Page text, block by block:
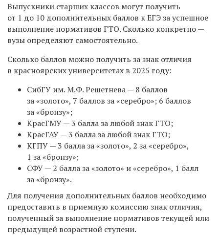
Выпускники старших классов могут получить
от 1 до 10 дополнительных баллов к ЕГЭ за успешное
выполнение нормативов ГТО. Сколько конкретно —
вузы определяют самостоятельно.
Сколько баллов можно получить за знак отличия
в красноярских университетах в 2025 году:
СибГУ им. М.Ф. Решетнева — 8 баллов
за «золото», 7 баллов за «серебро»; 6 баллов
за «бронзу»;
КрасГМУ — 3 балла за любой знак ГТО;
КрасГАУ — 3 балла за любой знак ГТО;
КГПУ — 3 балла за «золото», 2 за «серебро»,
1 за «бронзу»;
СФУ — 2 балла за «золото» и «серебро», 1 балл
за «бронзу».
Для получения дополнительных баллов необходимо
предоставить в приемную комиссию знак отличия,
полученный за выполнение нормативов текущей или
предыдущей возрастной ступени.